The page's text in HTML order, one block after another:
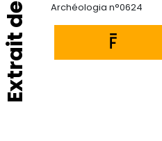
Extrait de Archéologia n°0624